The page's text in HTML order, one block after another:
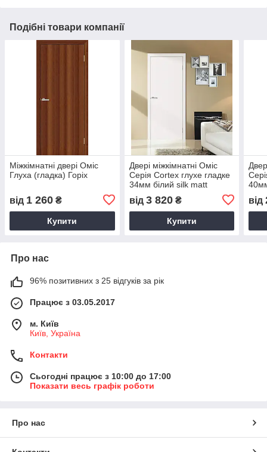
Подібні товари компанії
Міжкімнатні двері Оміс
Глуха (гладка) Горіх
від 1 260 ₴
Купити
Двері міжкімнатні Оміс
Серія Cortex глухе гладке
34мм білий silk matt
від 3 820₴
Купити
від
Про нас
96% позитивних з 25 відгуків за рік
Працює з 03.05.2017
м. Київ
Київ, Україна
Контакти
Сьогодні працює з 10:00 до 17:00
Показати весь графік роботи
Про нас